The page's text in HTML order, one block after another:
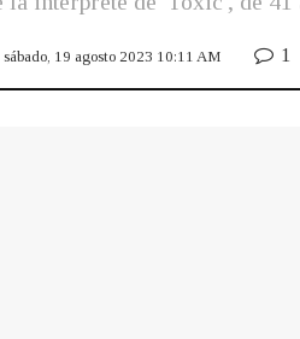
sábado, 19 agosto 2023 10:11 AM 1